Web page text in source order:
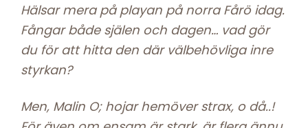
Hälsar mera på playan på norra Fårö idag.
Fångar både själen och dagen… vad gör
du för att hitta den där välbehövliga inre
styrkan?
Men, Malin O; hojar hemöver strax, o då..!